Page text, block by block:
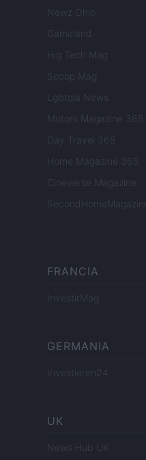
Newz Ohio
Gameland
Hig Tech Mag
Scoop Mag
Lgbtqia News
Motors Magazine 365
Day Travel 365
Home Magazine 365
Cineverse Magazine
SecondHomeMagazine
FRANCIA
InvestirMag
GERMANIA
Investieren24
UK
News Hub UK